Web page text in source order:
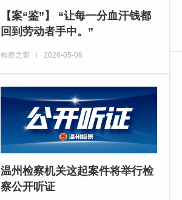
【案“鉴”】 “让每一分血汗钱都
回到劳动者手中。”
检察之窗 | 2026-05-06
温州检察机关这起案件将举行检
察公开听证